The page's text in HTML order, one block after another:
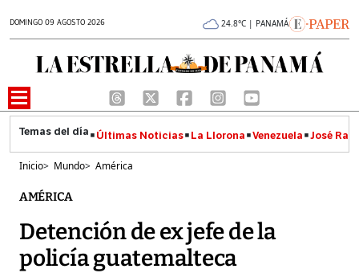
DOMINGO 09 AGOSTO 2026 24.8°C | PANAMÁ
Últimas Noticias La Llorona Venezuela José
Inicio> Mundo> América
AMÉRICA
Detención de ex jefe de la
policía guatemalteca